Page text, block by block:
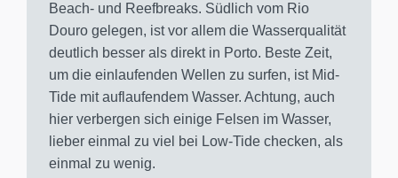
Beach- und Reefbreaks. Südlich vom Rio
Douro gelegen, ist vor allem die Wasserqualität
deutlich besser als direkt in Porto. Beste Zeit,
um die einlaufenden Wellen zu surfen, ist Mid-
Tide mit auflaufendem Wasser. Achtung, auch
hier verbergen sich einige Felsen im Wasser,
lieber einmal zu viel bei Low-Tide checken, als
einmal zu wenig.